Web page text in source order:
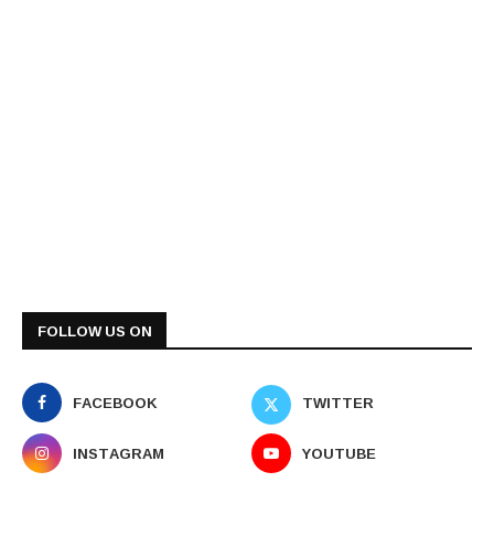
FOLLOW US ON
FACEBOOK
TWITTER
INSTAGRAM
YOUTUBE